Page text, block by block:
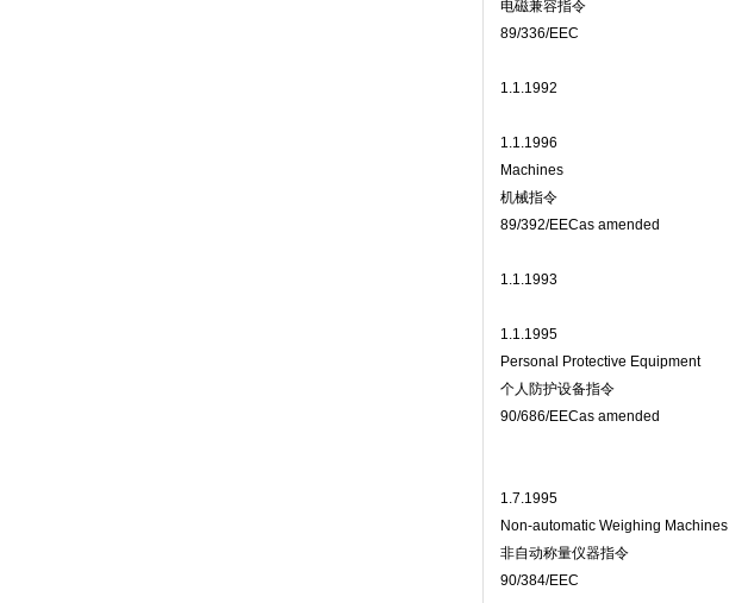
电磁兼容指令
89/336/EEC
1.1.1992
1.1.1996
Machines
机械指令
89/392/EECas amended
1.1.1993
1.1.1995
Personal Protective Equipment
个人防护设备指令
90/686/EECas amended
1.7.1995
Non-automatic Weighing Machines
非自动称量仪器指令
90/384/EEC